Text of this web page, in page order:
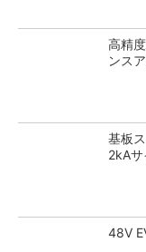
高精
ンス
基板
2kAサ
48V